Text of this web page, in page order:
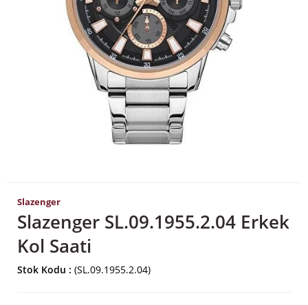
Slazenger
Slazenger SL.09.1955.2.04 Erkek
Kol Saati
Stok Kodu (SL.09.1955.2.04)